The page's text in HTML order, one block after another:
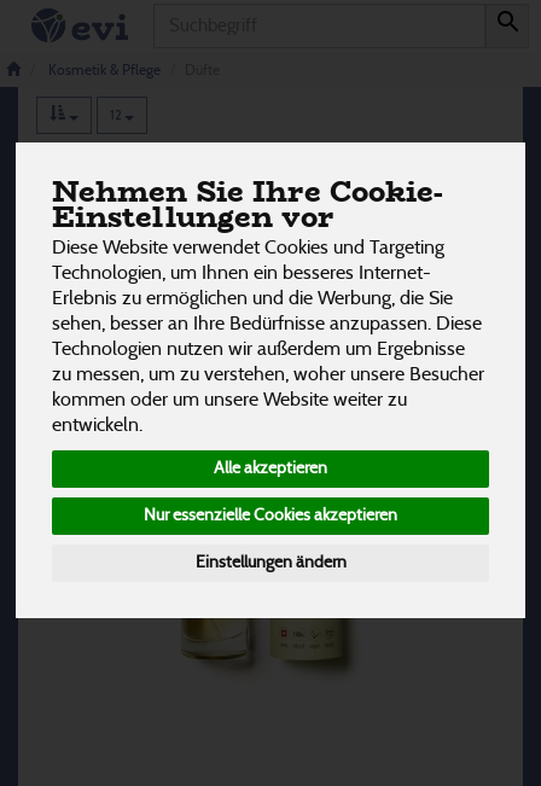
Nehmen Sie Ihre Cookie-
Einstellungen vor
Diese Website verwendet Cookies und Targeting
Technologien, um Ihnen ein besseres Internet-
Erlebnis zu ermöglichen und die Werbung, die Sie
sehen, besser an Ihre Bedürfnisse anzupassen. Diese
Technologien nutzen wir außerdem um Ergebnisse
zu messen, um zu verstehen, woher unsere Besucher
kommen oder um unsere Website weiter zu
entwickeln.
Alle akzeptieren
Nur essenzielle Cookies akzeptieren
Einstellungen ändern
Kosmetik & Pflege
Düfte
12